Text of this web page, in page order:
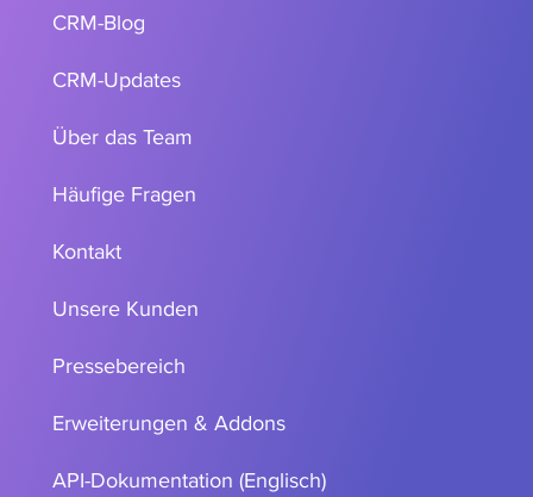
CRM-Blog
CRM-Updates
Über das Team
Häufige Fragen
Kontakt
Unsere Kunden
Pressebereich
Erweiterungen & Addons
API-Dokumentation (Englisch)